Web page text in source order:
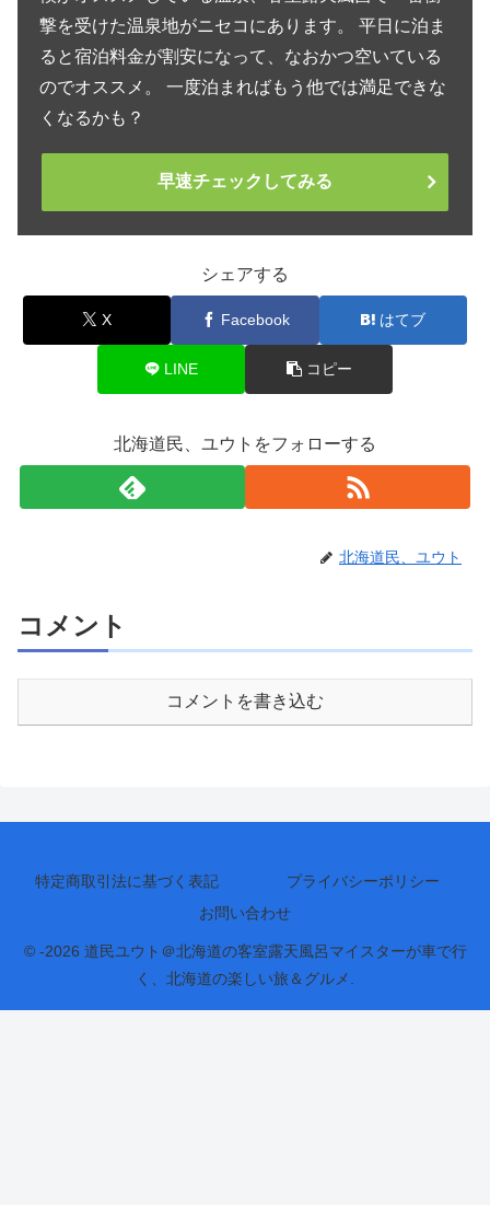
撃を受けた温泉地がニセコにあります。 平日に泊ま
ると宿泊料金が割安になって、なおかつ空いている
のでオススメ。 一度泊まればもう他では満足できな
くなるかも？
早速チェックしてみる
シェアする
X Facebook はてブ
LINE コピー
北海道民、ユウトをフォローする
北海道民、ユウト
コメント
コメントを書き込む
特定商取引法に基づく表記
プライバシーポリシー
お問い合わせ
© -2026 道民ユウト＠北海道の客室露天風呂マイスターが車で行
く、北海道の楽しい旅＆グルメ.